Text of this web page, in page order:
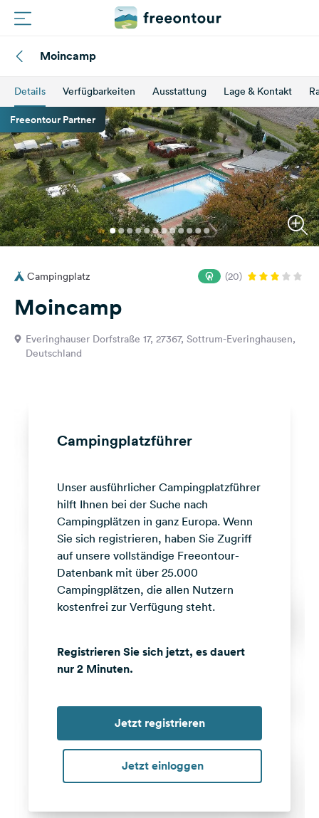
Plätze
Magazin
Partner
Registrieren
Einloggen
Fragen &
Feedback
Sprache:
Facebook
Instagram
Moincamp
Details Verfügbarkeiten Ausstattung Lage & Kontakt
Freeontour Partner
Campingplatz (20)
Moincamp
Everinghauser Dorfstraße 17, 27367, Sottrum-Everinghausen,
Deutschland
Campingplatzführer
Unser ausführlicher Campingplatzführer
hilft Ihnen bei der Suche nach
Campingplätzen in ganz Europa. Wenn
Sie sich registrieren, haben Sie Zugriff
auf unsere vollständige Freeontour-
Datenbank mit über 25.000
Campingplätzen, die allen Nutzern
kostenfrei zur Verfügung steht.
Registrieren Sie sich jetzt, es dauert
nur 2 Minuten.
Jetzt registrieren
Jetzt einloggen